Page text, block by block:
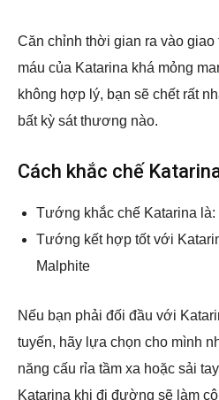
Căn chỉnh thời gian ra vào
máu của Katarina khá mỏng
không hợp lý, bạn sẽ chết rất
bất kỳ sát thương nào.
Cách khắc chế
Tướng khắc chế Katarina
Tướng kết hợp tốt với
Malphite
Nếu bạn phải đối đầu với
tuyến, hãy lựa chọn cho mình
năng cấu rỉa tầm xa hoặc sải
Katarina khi đi đường sẽ làm